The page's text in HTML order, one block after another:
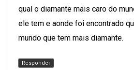
qual o diamante mais caro do
ele tem e aonde foi encontrado
mundo que tem mais diamante.
Responder